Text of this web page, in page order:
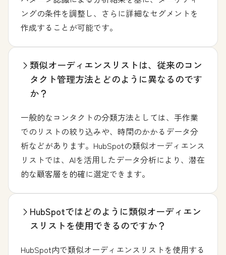
ングの条件を調整し、さらに詳細なセグメントを
作成することが可能です。
類似オーディエンスリストは、従来のコン
タクト管理方法とどのように異なるのです
か？
一般的なコンタクトの分類方法としては、手作業
でのリストの絞り込みや、時間のかかるデータ分
析などがあります。HubSpotの類似オーディエンス
リストでは、AIを活用したデータ分析により、潜在
的な顧客層を的確に選定できます。
HubSpotではどのように類似オーディエン
スリストを使用できるのですか？
HubSpot内で類似オーディエンスリストを使用する